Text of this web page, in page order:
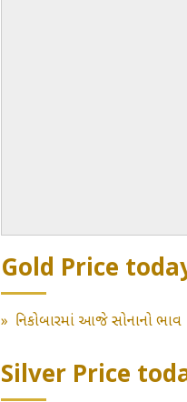
Gold Price
» નિકોબારમાં આજે સોનાનો ભાવ
Silver Price